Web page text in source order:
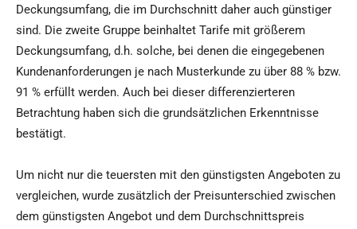
Deckungsumfang, die im Durchschnitt daher auch günstiger
sind. Die zweite Gruppe beinhaltet Tarife mit größerem
Deckungsumfang, d.h. solche, bei denen die eingegebenen
Kundenanforderungen je nach Musterkunde zu über 88 % bzw.
91 % erfüllt werden. Auch bei dieser differenzierteren
Betrachtung haben sich die grundsätzlichen Erkenntnisse
bestätigt.
Um nicht nur die teuersten mit den günstigsten Angeboten zu
vergleichen, wurde zusätzlich der Preisunterschied zwischen
dem günstigsten Angebot und dem Durchschnittspreis